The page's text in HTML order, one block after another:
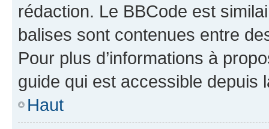
rédaction. Le BBCode est
balises sont contenues entre
Pour plus d’informations à
guide qui est accessible depuis
Haut